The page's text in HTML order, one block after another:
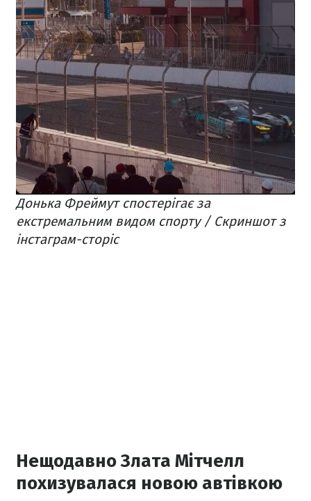
Донька Фреймут спостерігає за
екстремальним видом спорту / Скриншот з
інстаграм-сторіс
Нещодавно Злата Мітчелл
похизувалася новою автівкою